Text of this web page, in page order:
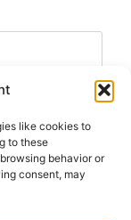
like cookies to
to these
behavior or
consent, may
mon site